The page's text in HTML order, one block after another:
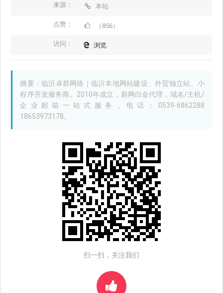
来源： 本站
点赞： （856）
访问： 浏览
摘要：临沂卓群网络｜临沂本地网站建设、外贸独立站、小
程序开发服务商。2010年成立，新网白金代理，域名/主机/
企业邮箱一站式服务，电话：0539-6862288
18653973178。
扫一扫，关注我们